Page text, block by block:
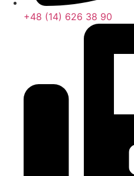
+48 (14) 626 38 90